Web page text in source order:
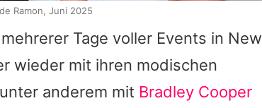
Tage voller Events in New
wieder mit ihren modischen
anderem mit Bradley Cooper
Ramon, Juni 2025